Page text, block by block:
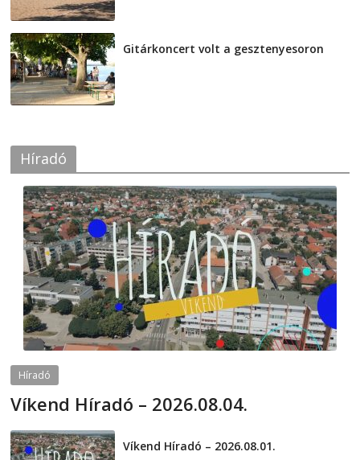
Gitárkoncert volt a gesztenyesoron
Híradó
Híradó
Víkend Híradó – 2026.08.04.
Víkend Híradó – 2026.08.01.